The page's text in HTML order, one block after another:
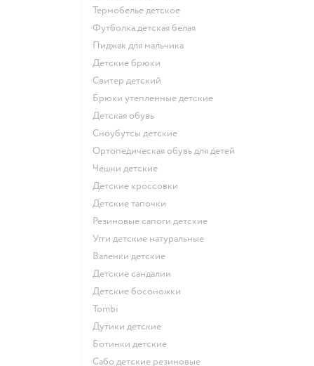
Термобелье детское
Футболка детская белая
Пиджак для мальчика
Детские брюки
Свитер детский
Брюки утепленные детские
Детская обувь
Сноубутсы детские
Ортопедическая обувь для детей
Чешки детские
Детские кроссовки
Детские тапочки
Резиновые сапоги детские
Угги детские натуральные
Валенки детские
Детские сандалии
Детские босоножки
Tombi
Дутики детские
Ботинки детские
Сабо детские резиновые